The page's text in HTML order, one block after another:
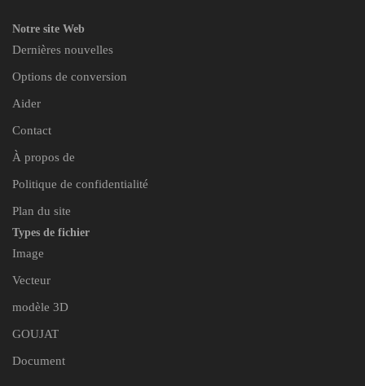
Notre site Web
Dernières nouvelles
Options de conversion
Aider
Contact
À propos de
Politique de confidentialité
Plan du site
Types de fichier
Image
Vecteur
modèle 3D
GOUJAT
Document